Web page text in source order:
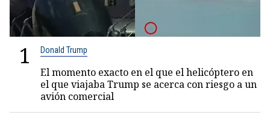
1 Donald Trump
El momento exacto en el que el helicóptero en
el que viajaba Trump se acerca con riesgo a un
avión comercial